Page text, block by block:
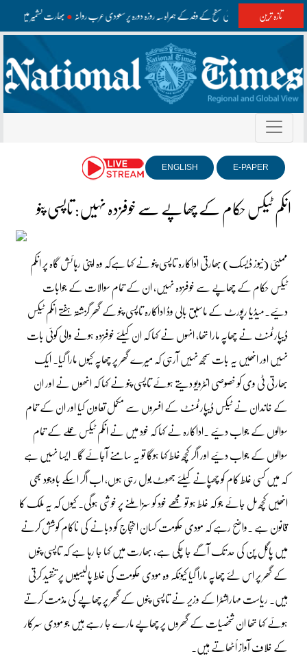
تازہ ترین وزیراعظم اعلیٰ سطح کے وفد کے ہمراہ سہ روزہ دورہ پر سعودی عرب روانہ بھارت کشمیر میں
E-PAPER
ENGLISH
انکم ٹیکس حکام کے چھاپے سے خوفزدہ نہیں: تاپسی پنو
ممبئی (نیوز ڈیسک) بھارتی اداکارہ تاپسی پنو نے کہا ہےکہ وہ اپنی رہائش گاہ پر انکم
ٹیکس حکام کے چھاپے سے خوفزدہ نہیں، ان کے تمام سوالات کے جوابات
دئیے۔میڈیا رپورٹ کے ماسبق بالی وڈ اداکارہ تاپسی پنو کے گھر گزشتہ ہفتے انکم ٹیکس
ڈیپارٹمنٹ نے چھاپہ مارا تھا، انہوں نے کہا کہ ان کیلئے خوفزدہ ہونے والی کوئی بات
نہیں اور انھیں یہ بات سمجھ نہیں آرہی کہ میرے گھر پر چھاپہ کیوں مارا گیا۔ ایک
بھارتی ٹی وی کو خصوصی انٹرویو دیتے ہوئے تاپسی پنو نے کہا کہ انھوں نے اور ان
کے خاندان نے ٹیکس ڈیپارٹمنٹ کے افسروں سے مکمل تعاون کیا اور ان کے تمام
سوالوں کے جواب دئیے ۔اداکارہ نے کہا کہ خود میں نے انکم ٹیکس عملے کے تمام
سوالوں کے جواب دئیے اور اگر کچھ غلط کہا ہوگا تو یہ سامنے آجائے گا۔ ایسا نہیں ہے
کہ میں کسی غلط کام کو چھپانے کیلئے جھوٹ بول رہی ہوں، اب اگر اسکے باوجود بھی
انھیں کچھ مل جائے جو کہ غلط ہو تو مجھے خود کو سزا ملنے پر خوشی ہوگی۔ کیوں کہ یہ ملک کا
قانون ہے ۔واضح رہے کہ مودی حکومت کسان احتجاج کو دبانے کی ناکام کوشش کرنے
میں پاگل پن کی حد تک آگے جا چکی ہے، بھارت میں کہا جا رہا ہے کہ تاپسی پنوں
کے گھر پر اس لئے چھاپہ مارا گیا کیونکہ وہ مودی حکومت کی غلط پالیسیوں پر تنقید کرتی
ہیں۔ ریاست مہاراشٹرا کے وزیر نے تاپسی پنوں کے گھر پر چھاپے کی مذمت کرتے
ہوئے کہا تھا ان شخصیات کے گھروں پر چھاپے مارے جا رہے ہیں جو مودی سرکار
کے خلاف آواز اُٹھاتے ہیں۔